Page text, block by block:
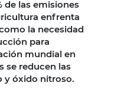
de las emisiones
enfrenta
la necesidad
para
mundial en
se reducen las
y óxido nitroso.